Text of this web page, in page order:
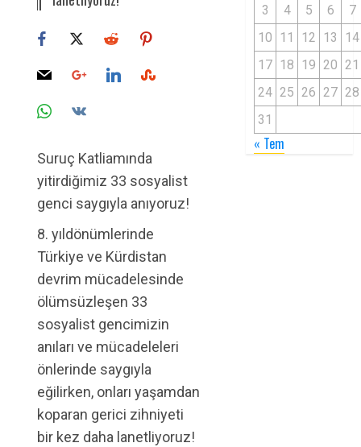
Suruç Katliamında
yitirdiğimiz 33 sosyalist
genci saygıyla anıyoruz!
8. yıldönümlerinde
Türkiye ve Kürdistan
devrim mücadelesinde
ölümsüzleşen 33
sosyalist gencimizin
anıları ve mücadeleleri
önlerinde saygıyla
eğilirken, onları yaşamdan
koparan gerici zihniyeti
bir kez daha lanetliyoruz!
3 4 5 6
7
10 11 12 13
14
17 18 19 20 21
24 25 26 27 28
31
« Tem